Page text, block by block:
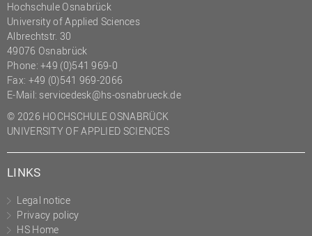
Kommunikation und
Marketing
LearningCenter
Nachhaltigkeit
Personal
Personalentwicklung
Präsidialbüro
Projekte des Präsidiums
Hochschule Osnabrück
University of Applied Sciences
Albrechtstr. 30
49076 Osnabrück
Phone: +49 (0)541 969-0
Fax: +49 (0)541 969-2066
E-Mail: servicedesk@hs-osnabrueck.de
© 2026 HOCHSCHULE OSNABRÜCK
UNIVERSITY OF APPLIED SCIENCES
LINKS
Legal notice
Privacy policy
HS Home